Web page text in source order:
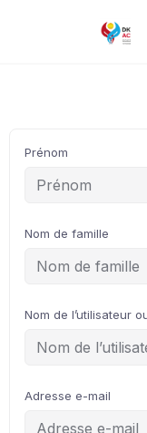
Prénom
Nom de famille
Nom de l’utilisateur
Adresse e-mail